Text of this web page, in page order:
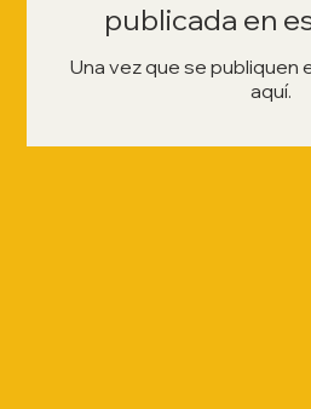
publicada en
Una vez que se publiquen
aquí.